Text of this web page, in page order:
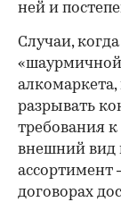
ней и
Случаи,
разрывать
требования
внешний вид
договорах